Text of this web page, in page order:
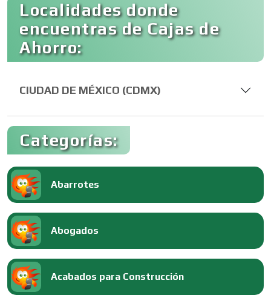
Localidades donde
encuentras de Cajas de
Ahorro:
CIUDAD DE MÉXICO (CDMX)
Categorías:
Abarrotes
Abogados
Acabados para Construcción